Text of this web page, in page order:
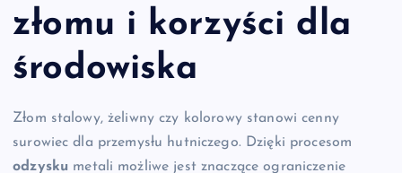
złomu i korzyści dla
środowiska
Złom stalowy, żeliwny czy kolorowy stanowi cenny
surowiec dla przemysłu hutniczego. Dzięki procesom
odzysku metali możliwe jest znaczące ograniczenie